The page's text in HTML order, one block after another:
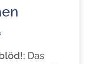
Das